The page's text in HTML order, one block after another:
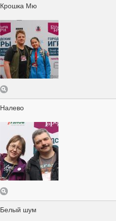
Крошка Мю
Налево
Белый шум